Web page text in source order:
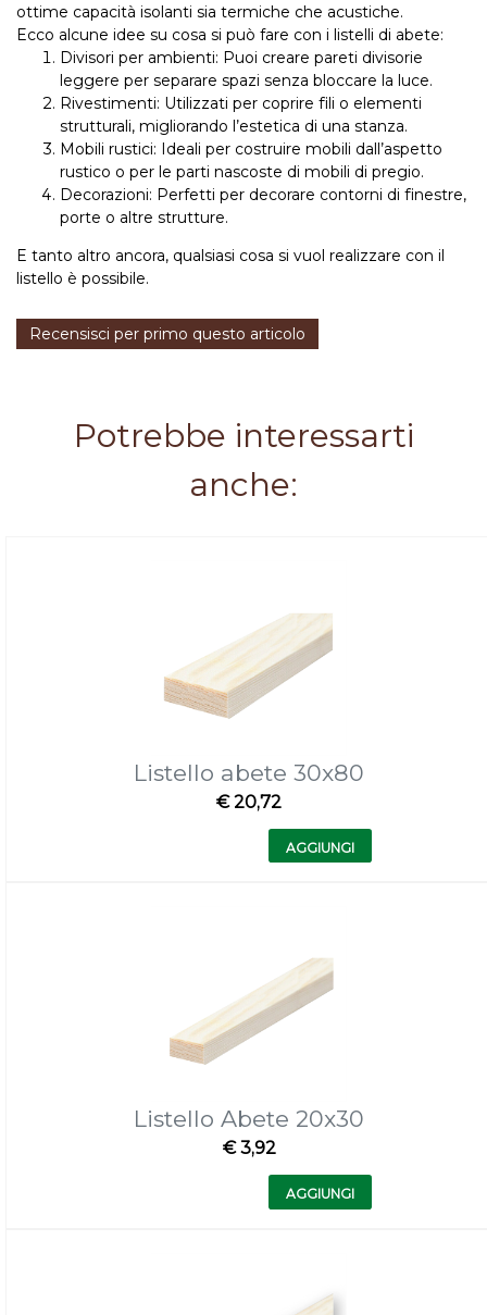
ottime capacità isolanti sia termiche che acustiche.
Ecco alcune idee su cosa si può fare con i listelli di abete:
Divisori per ambienti: Puoi creare pareti divisorie
leggere per separare spazi senza bloccare la luce.
Rivestimenti: Utilizzati per coprire fili o elementi
strutturali, migliorando l’estetica di una stanza.
Mobili rustici: Ideali per costruire mobili dall’aspetto
rustico o per le parti nascoste di mobili di pregio.
Decorazioni: Perfetti per decorare contorni di finestre,
porte o altre strutture.
E tanto altro ancora, qualsiasi cosa si vuol realizzare con il
listello è possibile.
Recensisci per primo questo articolo
Potrebbe interessarti
anche:
Listello abete 30x80
€ 20,72
Quantità
AGGIUNGI
Listello Abete 20x30
€ 3,92
Quantità
AGGIUNGI